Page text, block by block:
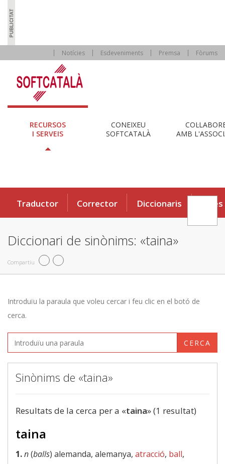
Notícies Esdeveniments Premsa Fòrums
RECURSOS
I SERVEIS
CONEIXEU
SOFTCATALÀ
AMB
Traductor Corrector Diccionaris Eines
Diccionari de sinònims: «taina»
Compartiu
Introduïu la paraula que voleu cercar i feu clic en el botó de
cerca.
CERCA
Sinònims de «taina»
Resultats de la cerca per a «taina» (1 resultat)
taina
1.n(balls) alemanda, alemanya, atracció, ball,